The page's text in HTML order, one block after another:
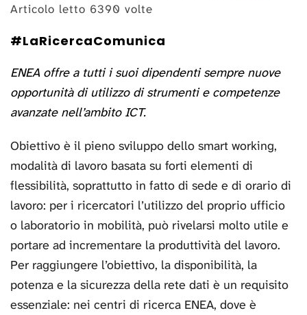
Articolo letto 6390 volte
#LaRicercaComunica
ENEA offre a tutti i suoi dipendenti sempre nuove
opportunità di utilizzo di strumenti e competenze
avanzate nell’ambito ICT.
Obiettivo è il pieno sviluppo dello smart working,
modalità di lavoro basata su forti elementi di
flessibilità, soprattutto in fatto di sede e di orario di
lavoro: per i ricercatori l’utilizzo del proprio ufficio
o laboratorio in mobilità, può rivelarsi molto utile e
portare ad incrementare la produttività del lavoro.
Per raggiungere l’obiettivo, la disponibilità, la
potenza e la sicurezza della rete dati è un requisito
essenziale: nei centri di ricerca ENEA, dove è